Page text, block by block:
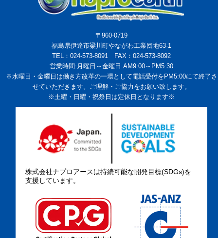
〒960-0719
福島県伊達市梁川町やながわ工業団地63-1
TEL：024-573-8091 FAX：024-573-8092
営業時間:月曜日～金曜日 AM9:00～PM5:30
※水曜日・金曜日は働き方改革の一環として電話受付をPM5:00にて終了さ
せていただきます。ご理解・ご協力をお願い致します。
※土曜・日曜・祝祭日は定休日となります※
株式会社ナプロアースは持続可能な開発目標(SDGs)を
支援しています。